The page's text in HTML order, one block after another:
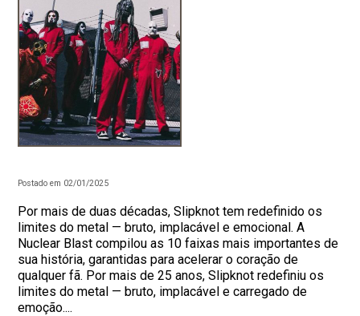
Postado em 02/01/2025
Por mais de duas décadas, Slipknot tem redefinido os
limites do metal — bruto, implacável e emocional. A
Nuclear Blast compilou as 10 faixas mais importantes de
sua história, garantidas para acelerar o coração de
qualquer fã. Por mais de 25 anos, Slipknot redefiniu os
limites do metal — bruto, implacável e carregado de
emoção....